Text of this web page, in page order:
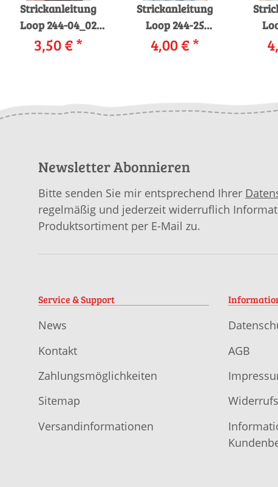
Strickanleitung
Loop 244-04_02
LANGYARNS CARPE
DIEM als download
3,50 €*
Strickanleitung
Loop 244-25
LANGYARNS LUSSO
/ MERINO PERLINE
4,00 €*
Newsletter Abonnieren
Bitte senden Sie mir entsprechend Ihrer
regelmäßig und jederzeit widerruflich
Produktsortiment per E-Mail zu.
Service & Support
News
Kontakt
Zahlungsmöglichkeiten
Sitemap
Versandinformationen
AGB